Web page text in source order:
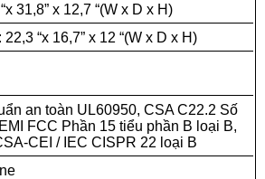
31,8” x 12,7 “(W x D x H)
“x 16,7” x 12 “(W x D x H)
an toàn UL60950, CSA C22.2 Số
FCC Phần 15 tiểu phần B loại B,
CEI / IEC CISPR 22 loại B